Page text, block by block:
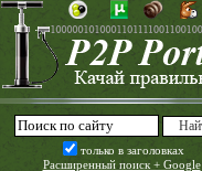
только в заголовках
Расширенный поиск + Google